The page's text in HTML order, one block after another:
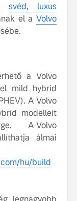
svéd, luxus
el a Volvo
a Volvo
mild hybrid
A Volvo
modelleit
A Volvo
álmai
hu/build
ismerje
tisztán
Volvo
A Volvo
Country:
képes,